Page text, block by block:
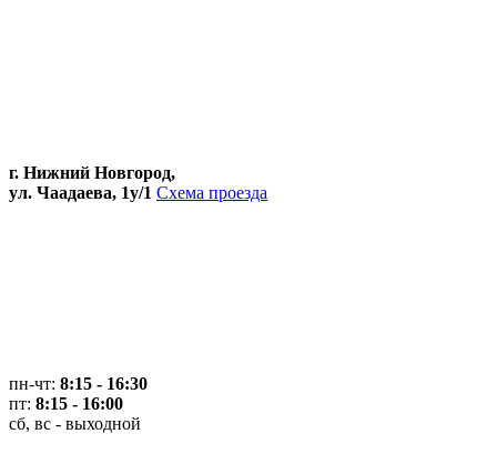
г. Нижний Новгород,
ул. Чаадаева, 1у/1 Схема проезда
пн-чт: 8:15 - 16:30
пт: 8:15 - 16:00
сб, вс - выходной